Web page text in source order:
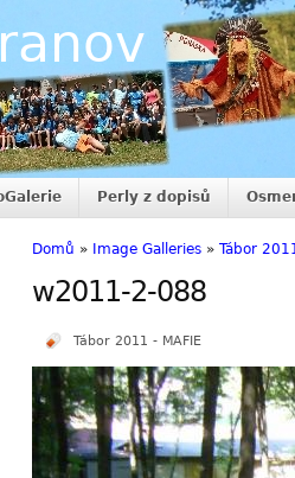
Perly z dopisů
Domů » Image Galleries » Tábor
w2011-2-088
Tábor 2011 - MAFIE